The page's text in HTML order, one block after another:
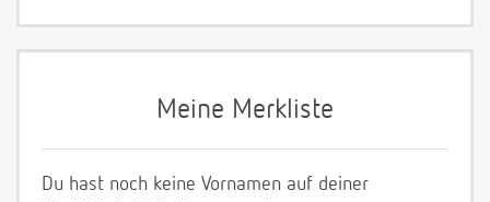
Meine Merkliste
Du hast noch keine Vornamen auf deiner